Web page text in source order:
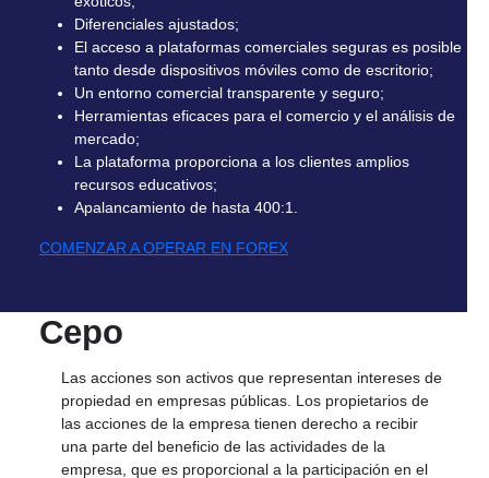
Diferenciales ajustados;
El acceso a plataformas comerciales seguras es posible
tanto desde dispositivos móviles como de escritorio;
Un entorno comercial transparente y seguro;
Herramientas eficaces para el comercio y el análisis de
mercado;
La plataforma proporciona a los clientes amplios
recursos educativos;
Apalancamiento de hasta 400:1.
COMENZAR A OPERAR EN FOREX
Cepo
Las acciones son activos que representan intereses de
propiedad en empresas públicas. Los propietarios de
las acciones de la empresa tienen derecho a recibir
una parte del beneficio de las actividades de la
empresa, que es proporcional a la participación en el